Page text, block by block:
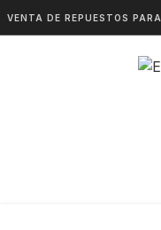
VENTA DE REPUESTOS